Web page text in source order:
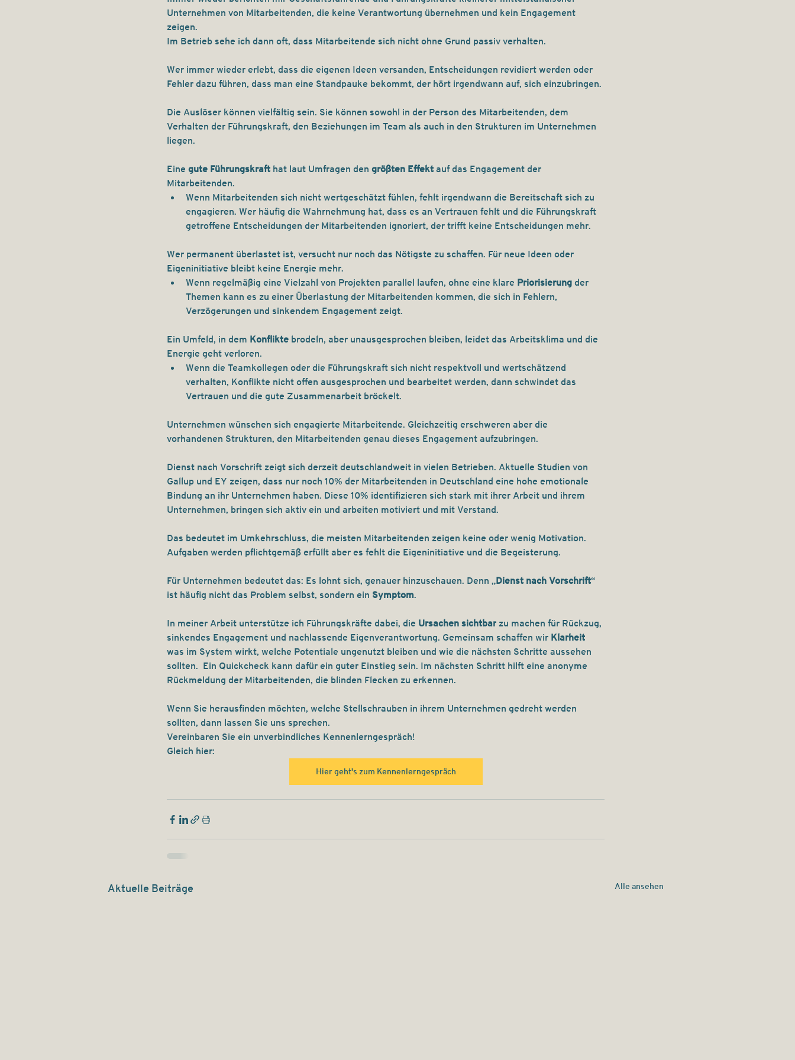
Unternehmen von Mitarbeitenden, die keine Verantwortung übernehmen und kein Engagement
zeigen.
Im Betrieb sehe ich dann oft, dass Mitarbeitende sich nicht ohne Grund passiv verhalten.
Wer immer wieder erlebt, dass die eigenen Ideen versanden, Entscheidungen revidiert werden oder
Fehler dazu führen, dass man eine Standpauke bekommt, der hört irgendwann auf, sich einzubringen.
Die Auslöser können vielfältig sein. Sie können sowohl in der Person des Mitarbeitenden, dem
Verhalten der Führungskraft, den Beziehungen im Team als auch in den Strukturen im Unternehmen
liegen.
Eine gute Führungskraft hat laut Umfragen den größten Effekt auf das Engagement der
Mitarbeitenden.
Wenn Mitarbeitenden sich nicht wertgeschätzt fühlen, fehlt irgendwann die Bereitschaft sich zu
engagieren. Wer häufig die Wahrnehmung hat, dass es an Vertrauen fehlt und die Führungskraft
getroffene Entscheidungen der Mitarbeitenden ignoriert, der trifft keine Entscheidungen mehr.
Wer permanent überlastet ist, versucht nur noch das Nötigste zu schaffen. Für neue Ideen oder
Eigeninitiative bleibt keine Energie mehr.
Wenn regelmäßig eine Vielzahl von Projekten parallel laufen, ohne eine klare Priorisierung der
Themen kann es zu einer Überlastung der Mitarbeitenden kommen, die sich in Fehlern,
Verzögerungen und sinkendem Engagement zeigt.
Ein Umfeld, in dem Konflikte brodeln, aber unausgesprochen bleiben, leidet das Arbeitsklima und die
Energie geht verloren.
Wenn die Teamkollegen oder die Führungskraft sich nicht respektvoll und wertschätzend
verhalten, Konflikte nicht offen ausgesprochen und bearbeitet werden, dann schwindet das
Vertrauen und die gute Zusammenarbeit bröckelt.
Unternehmen wünschen sich engagierte Mitarbeitende. Gleichzeitig erschweren aber die
vorhandenen Strukturen, den Mitarbeitenden genau dieses Engagement aufzubringen.
Dienst nach Vorschrift zeigt sich derzeit deutschlandweit in vielen Betrieben. Aktuelle Studien von
Gallup und EY zeigen, dass nur noch 10% der Mitarbeitenden in Deutschland eine hohe emotionale
Bindung an ihr Unternehmen haben. Diese 10% identifizieren sich stark mit ihrer Arbeit und ihrem
Unternehmen, bringen sich aktiv ein und arbeiten motiviert und mit Verstand.
Das bedeutet im Umkehrschluss, die meisten Mitarbeitenden zeigen keine oder wenig Motivation.
Aufgaben werden pflichtgemäß erfüllt aber es fehlt die Eigeninitiative und die Begeisterung.
Für Unternehmen bedeutet das: Es lohnt sich, genauer hinzuschauen. Denn „Dienst nach Vorschrift“
ist häufig nicht das Problem selbst, sondern ein Symptom.
In meiner Arbeit unterstütze ich Führungskräfte dabei, die Ursachen sichtbar zu machen für Rückzug,
sinkendes Engagement und nachlassende Eigenverantwortung. Gemeinsam schaffen wir Klarheit
was im System wirkt, welche Potentiale ungenutzt bleiben und wie die nächsten Schritte aussehen
sollten.  Ein Quickcheck kann dafür ein guter Einstieg sein. Im nächsten Schritt hilft eine anonyme
Rückmeldung der Mitarbeitenden, die blinden Flecken zu erkennen.
Wenn Sie herausfinden möchten, welche Stellschrauben in ihrem Unternehmen gedreht werden
sollten, dann lassen Sie uns sprechen.
Vereinbaren Sie ein unverbindliches Kennenlerngespräch!
Gleich hier:
Hier geht's zum Kennenlerngespräch
Aktuelle Beiträge Alle ansehen